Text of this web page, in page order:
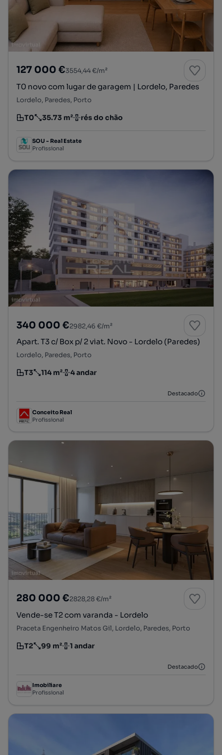
127 000 €3554,44 €/m²
T0 novo com lugar de garagem | Lordelo, Paredes
Lordelo, Paredes, Porto
Tipologia
T0
Preço por metro quadrado
35.73 m²
Andar rés do chão
SOU - Real Estate
Profissional
340 000 €2982,46 €/m²
Apart. T3 c/ Box p/ 2 viat. Novo - Lordelo (Paredes)
Lordelo, Paredes, Porto
Tipologia
T3
Preço por metro quadrado
114 m²
Andar 4 andar
Destacado
Conceito Real
Profissional
280 000 €2828,28 €/m²
Vende-se T2 com varanda - Lordelo
Praceta Engenheiro Matos Gil, Lordelo, Paredes, Porto
Tipologia
T2
Preço por metro quadrado
99 m²
Andar 1 andar
Destacado
Imobiliare
Profissional